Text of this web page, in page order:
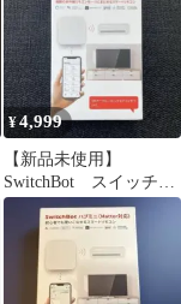
¥4,999
【新品未使用】
SwitchBot スイッチボ
ット ハブミニ スマ
ートリモコン